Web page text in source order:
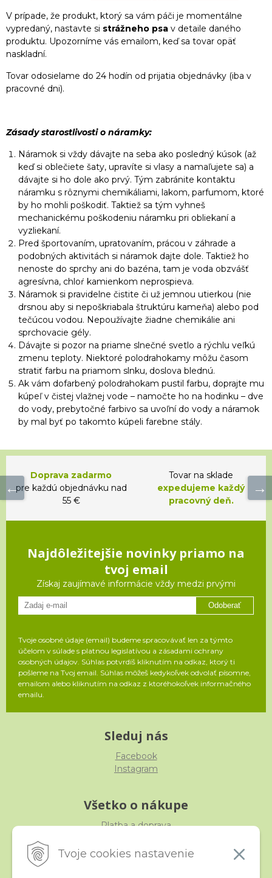
Tvoje cookies nastavenie
V prípade, že produkt, ktorý sa vám páči je momentálne
vypredaný, nastavte si strážneho psa v detaile daného
produktu. Upozorníme vás emailom, keď sa tovar opäť
naskladní.
Tovar odosielame do 24 hodín od prijatia objednávky (iba v
pracovné dni).
Zásady starostlivosti o náramky:
Náramok si vždy dávajte na seba ako posledný kúsok (až
keď si oblečiete šaty, upravíte si vlasy a namaľujete sa) a
dávajte si ho dole ako prvý. Tým zabránite kontaktu
náramku s rôznymi chemikáliami, lakom, parfumom, ktoré
by ho mohli poškodiť. Taktiež sa tým vyhneš
mechanickému poškodeniu náramku pri obliekaní a
vyzliekaní.
Pred športovaním, upratovaním, prácou v záhrade a
podobných aktivitách si náramok dajte dole. Taktiež ho
nenoste do sprchy ani do bazéna, tam je voda obzvášť
agresívna, chloŕ kamienkom neprospieva.
Náramok si pravidelne čistite či už jemnou utierkou (nie
drsnou aby si nepoškriabala štruktúru kameňa) alebo pod
tečúcou vodou. Nepoužívajte žiadne chemikálie ani
sprchovacie gély.
Dávajte si pozor na priame slnečné svetlo a rýchlu veľkú
zmenu teploty. Niektoré polodrahokamy môžu časom
stratiť farbu na priamom slnku, doslova blednú.
Ak vám dofarbený polodrahokam pustil farbu, doprajte mu
kúpeľ v čistej vlažnej vode – namočte ho na hodinku – dve
do vody, prebytočné farbivo sa uvoľní do vody a náramok
by mal byť po takomto kúpeli farebne stály.
Doprava zadarmo
pre každú objednávku nad
55 €
Tovar na sklade
expedujeme každý
pracovný deň.
Najdôležitejšie novinky priamo na
tvoj email
Získaj zaujímavé informácie vždy medzi prvými
Odoberať
Tvoje osobné údaje (email) budeme spracovávať len za týmto
účelom v súlade s platnou legislatívou a zásadami ochrany
osobných údajov. Súhlas potvrdíš kliknutím na odkaz, ktorý ti
pošleme na Tvoj email. Súhlas môžeš kedykoľvek odvolať písomne,
emailom alebo kliknutím na odkaz z ktoréhokoľvek informačného
emailu.
Sleduj nás
Facebook
Instagram
Všetko o nákupe
Platba a doprava
Obchodné podmienky